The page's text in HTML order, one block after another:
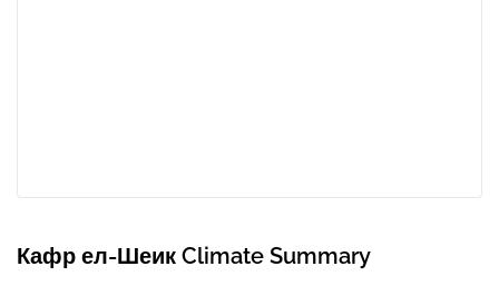
Кафр ел-Шеик Climate Summary